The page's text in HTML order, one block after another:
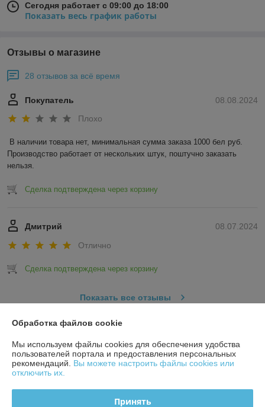
Сегодня работает с 09:00 до 18:00
Показать весь график работы
Отзывы о магазине
28 отзывов за всё время
08.08.2024
Покупатель
Плохо
В наличии товара нет, минимальная сумма заказа 1000 бел руб.
Производство работает от нескольких штук, поштучно заказать
нельзя.
Сделка подтверждена через корзину
08.07.2024
Дмитрий
Отлично
Сделка подтверждена через корзину
Показать все отзывы
Контакты
Доставка и оплата
Обработка файлов cookie
Мы используем файлы cookies для обеспечения удобства
пользователей портала и предоставления персональных
рекомендаций. Вы можете настроить файлы cookies или
отключить их.
Принять